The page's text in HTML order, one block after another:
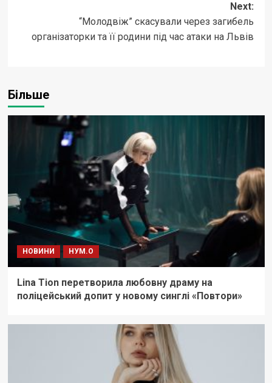
Next:
“Молодвіж” скасували через загибель
організаторки та її родини під час атаки на Львів
Більше
НОВИНИ НУМ.О
Lina Tion перетворила любовну драму на
поліцейський допит у новому синглі «Повтори»